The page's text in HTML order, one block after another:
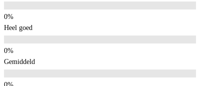
Heel goed
Gemiddeld